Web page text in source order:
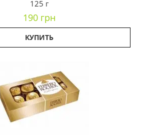
125 г
190 грн
КУПИТЬ